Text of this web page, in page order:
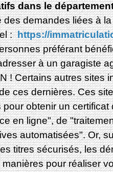
dans le
des demandes liées à
:https://
préférant
à un garagiste
! Certains autres sites
ces dernières. Ces
pour obtenir un
en ligne", de
automatisées". Or,
titres sécurisés, les
pour réaliser